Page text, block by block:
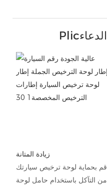
زيادة المتانة
قم بحماية لوحة ترخيص سيارتك
من التآكل باستخدام حامل لوحة